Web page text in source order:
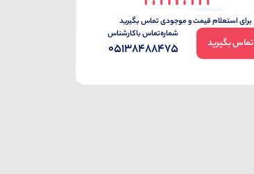
برای استعلام قیمت و موجودی تماس بگیرید
تماس بگیرید
شماره‌تماس‌ با‌کارشناس
05138488475